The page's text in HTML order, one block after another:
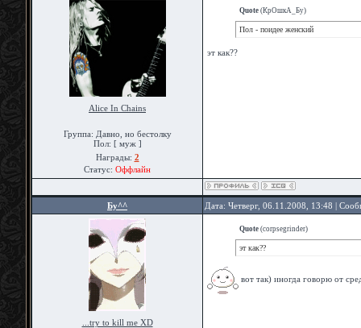
Alice In Chains
Группа: Давно, но бестолку
Пол: [ муж ]
Награды: 2
Статус: Оффлайн
Quote (КрОшкА_Бу)
Пол - поидее женский
эт как??
Бу^^ Дата: Четверг, 06.11.2008, 13:48 |
...try to kill me XD
Quote (corpsegrinder)
эт как??
вот так) иногда говорю от